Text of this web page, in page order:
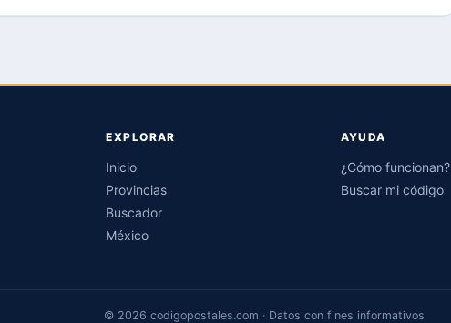
EXPLORAR
Inicio
Provincias
Buscador
México
AYUDA
¿Cómo funcionan?
Buscar mi código
© 2026 codigopostales.com · Datos con fines informativos